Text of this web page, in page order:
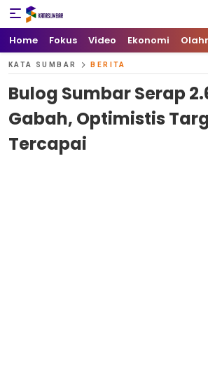
Kata Sumbar
Berita Sumbar Hari Ini
Home Fokus Video Ekonomi
KATA SUMBAR BERITA
Bulog Sumbar Serap
Gabah, Optimistis
Tercapai